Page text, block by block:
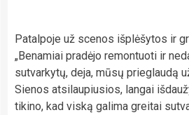
Patalpoje už scenos išplėšytos ir
„Benamiai pradėjo remontuoti ir
sutvarkytų, deja, mūsų prieglaudą
Sienos atsilaupiusios, langai
tikino, kad viską galima greitai